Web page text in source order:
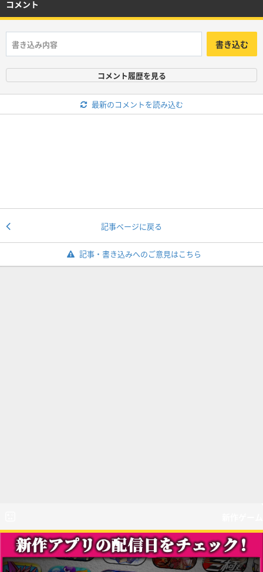
コメント
書き込む
コメント履歴を見る
最新のコメントを読み込む
記事ページに戻る
記事・書き込みへのご意見はこちら